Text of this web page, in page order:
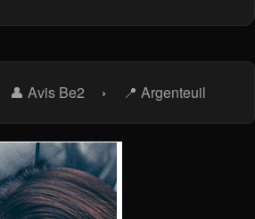
👤 Avis Be2 › 📍 Argenteuil